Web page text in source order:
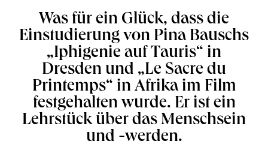
Was für ein Glück, dass die
Einstudierung von Pina Bauschs
„Iphigenie auf Tauris“ in
Dresden und „Le Sacre du
Printemps“ in Afrika im Film
festgehalten wurde. Er ist ein
Lehrstück über das Menschsein
und -werden.